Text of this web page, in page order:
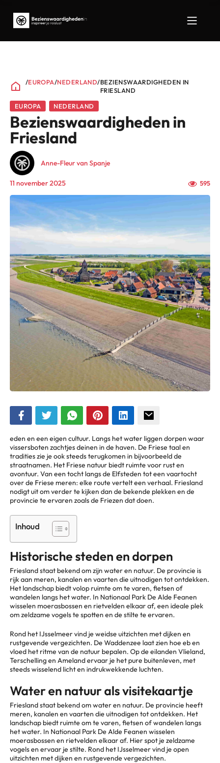
/EUROPA/NEDERLAND/BEZIENSWAARDIGHEDEN IN
FRIESLAND
EUROPA
NEDERLAND
Bezienswaardigheden in
Friesland
Anne-Fleur van Spanje
11 november 2025 595
eden en een eigen cultuur. Langs het water liggen dorpen waar
vissersboten zachtjes deinen in de haven. De Friese taal en
tradities zie je ook steeds terugkomen in bijvoorbeeld de
straatnamen. Het Friese natuur biedt ruimte voor rust en
avontuur. Van een tocht langs de Elfsteden tot een vaartocht
over de Friese meren: elke route vertelt een verhaal. Friesland
nodigt uit om verder te kijken dan de bekende plekken en de
provincie te ervaren zoals de Friezen dat doen.
Inhoud
Historische steden en dorpen
Friesland staat bekend om zijn water en natuur. De provincie is
rijk aan meren, kanalen en vaarten die uitnodigen tot ontdekken.
Het landschap biedt volop ruimte om te varen, fietsen of
wandelen langs het water. In Nationaal Park De Alde Feanen
wisselen moerasbossen en rietvelden elkaar af, een ideale plek
om zeldzame vogels te spotten en de stilte te ervaren.
Rond het IJsselmeer vind je weidse uitzichten met dijken en
rustgevende vergezichten. De Waddenzee laat zien hoe eb en
vloed het ritme van de natuur bepalen. Op de eilanden Vlieland,
Terschelling en Ameland ervaar je het pure buitenleven, met
steeds wisselend licht en indrukwekkende luchten.
Water en natuur als visitekaartje
Friesland staat bekend om water en natuur. De provincie heeft
meren, kanalen en vaarten die uitnodigen tot ontdekken. Het
landschap biedt ruimte om te varen, fietsen of wandelen langs
het water. In Nationaal Park De Alde Feanen wisselen
moerasbossen en rietvelden elkaar af. Hier spot je zeldzame
vogels en ervaar je stilte. Rond het IJsselmeer vind je open
uitzichten met dijken en rustgevende vergezichten.